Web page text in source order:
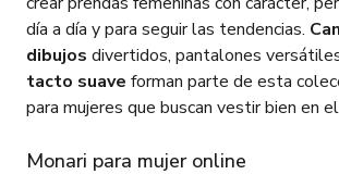
día a día y para seguir las tendencias.
dibujos divertidos, pantalones
tacto suave forman parte de esta
para mujeres que buscan vestir bien en
Monari para mujer online